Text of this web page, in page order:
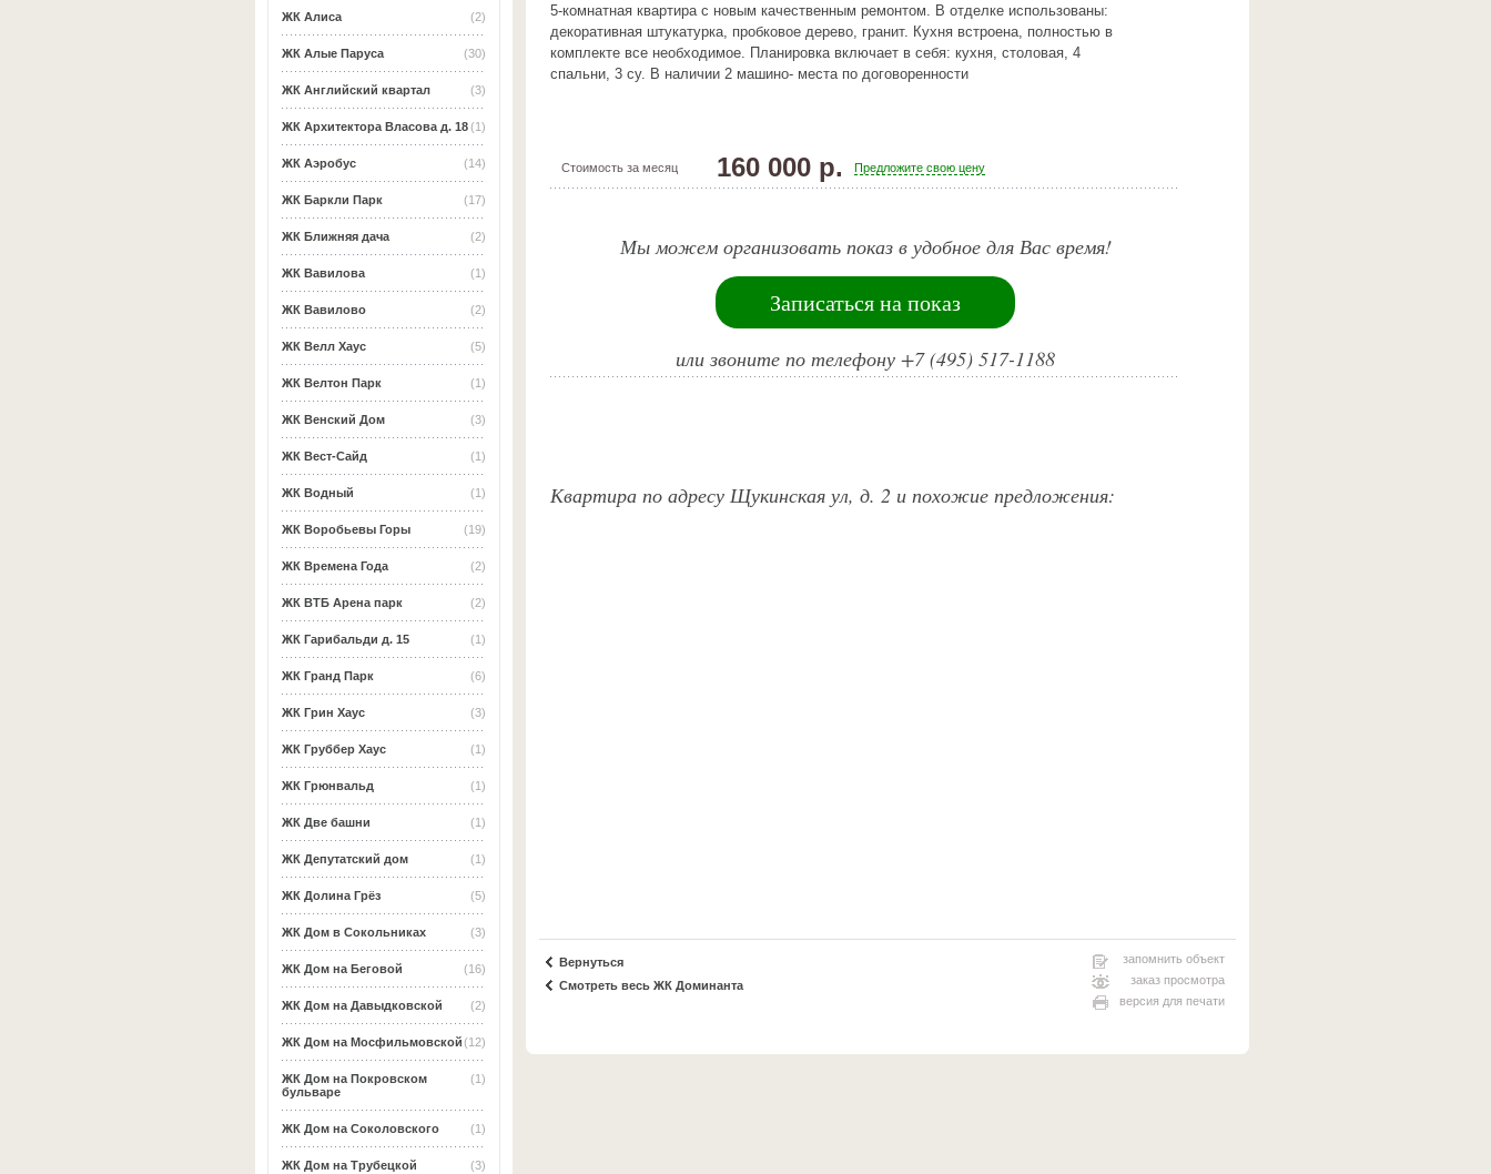
(2)
ЖК Алиса
(30)
ЖК Алые Паруса
(3)
ЖК Английский квартал
(1)
ЖК Архитектора Власова д. 18
(14)
ЖК Аэробус
(17)
ЖК Баркли Парк
(2)
ЖК Ближняя дача
(1)
ЖК Вавилова
(2)
ЖК Вавилово
(5)
ЖК Велл Хаус
(1)
ЖК Велтон Парк
(3)
ЖК Венский Дом
(1)
ЖК Вест-Сайд
(1)
ЖК Водный
(19)
ЖК Воробьевы Горы
(2)
ЖК Времена Года
(2)
ЖК ВТБ Арена парк
(1)
ЖК Гарибальди д. 15
(6)
ЖК Гранд Парк
(3)
ЖК Грин Хаус
(1)
ЖК Груббер Хаус
(1)
ЖК Грюнвальд
(1)
ЖК Две башни
(1)
ЖК Депутатский дом
(5)
ЖК Долина Грёз
(3)
ЖК Дом в Сокольниках
(16)
ЖК Дом на Беговой
(2)
ЖК Дом на Давыдковской
(12)
ЖК Дом на Мосфильмовской
(1)
ЖК Дом на Покровском
бульваре
(1)
ЖК Дом на Соколовского
(3)
ЖК Дом на Трубецкой
5-комнатная квартира с новым качественным ремонтом. В отделке использованы:
декоративная штукатурка, пробковое дерево, гранит. Кухня встроена, полностью в
комплекте все необходимое. Планировка включает в себя: кухня, столовая, 4
спальни, 3 су. В наличии 2 машино- места по договоренности
Стоимость за месяц 160 000 р. Предложите свою цену
Мы можем организовать показ в удобное для Вас время!
Записаться на показ
или звоните по телефону +7 (495) 517-1188
Квартира по адресу Щукинская ул, д. 2 и похожие предложения:
Вернуться
Смотреть весь ЖК Доминанта
запомнить объект
заказ просмотра
версия для печати